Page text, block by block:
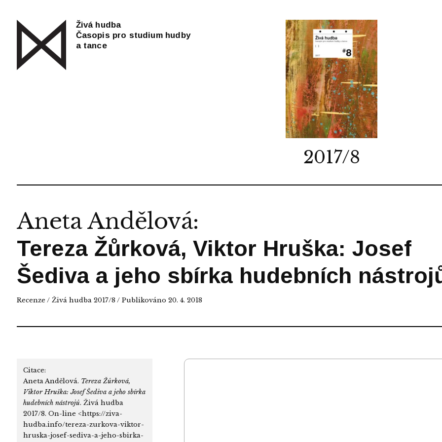
Živá hudba
Časopis pro studium hudby
a tance
2017/8
Aneta Andělová:
Tereza Žůrková, Viktor Hruška: Josef
Šediva a jeho sbírka hudebních
Recenze / Živá hudba 2017/8 / Publikováno 20. 4. 2018
Citace:
Aneta Andělová. Tereza Žůrková,
Viktor Hruška: Josef Šediva a jeho sbírka
hudebních nástrojů. Živá hudba
2017/8. On-line <https://ziva-
hudba.info/tereza-zurkova-viktor-
hruska-josef-sediva-a-jeho-sbirka-